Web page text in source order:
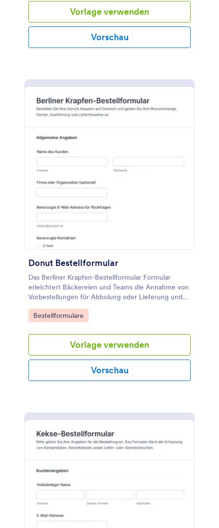
Vorlage verwenden
Vorschau
Donut Bestellformular
Das Berliner Krapfen-Bestellformular Formular
erleichtert Bäckereien und Teams die Annahme von
Vorbestellungen für Abholung oder Lieferung und
sorgt mit Jotform für klare Datenerfassung und
schnelle Formularantworten.
Go to Category:
Bestellformulare
Vorlage verwenden
Vorschau